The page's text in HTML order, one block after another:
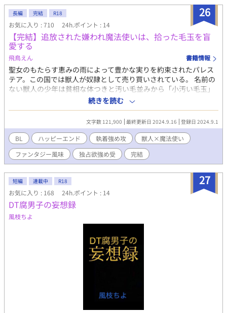
26
長編 完結 R18
お気に入り : 710 24h.ポイント : 14
【完結】追放された嫌われ魔法使いは、拾った毛玉を盲
愛する
飛鳥えん 書籍情報
聖女のもたらす恵みの雨によって豊かな実りを約束されたパレス
テア。この国では獣人が奴隷として売り買いされている。 名前の
ない獣人の少年は貧相な体つきと汚い毛並みから「小汚い毛玉」
と呼ばれて、売り物にならない代わりに奴隷小屋で商品の世話を
させられていた。淡々と生きる毛玉の前に、見たことないほど美
しく、目を布で覆い隠した異様な風体の魔法使いが現れ「冬用の
毛皮にする」と言って獣人たちを買おうとする。仲間の獣人を見
逃す代わりに「ひざ掛け一枚分」として自分を買ってもらえるよ
うお願いする少年を、魔法使いは沼地の森に連れ帰った。いつ毛
皮を剥がされるかとビクビクしていると、魔法使いは彼を風呂に
放り込み、鋏を手に取った…… 事情があって人目を避けて暮ら
す、齢100歳以上の素直じゃない＆家事が出来ない＆独占欲が強
い天然？魔法使い【受】と、純粋だけど本能的な執着心が強い獣
人の少年（→青年）【攻】が、魔法使いの過去の因縁に巻き込ま
れていくお話です。 女性の登場人物が出てきます。 （完結済。感
想いただけたらとても嬉しいです！） ブクマや評価、誤字報
告、大変ありがとうございます！
続きを読む
文字数 121,900 最終更新日 2024.9.16 登録日 2024.9.1
BL ハッピーエンド 執着強め攻
獣人×魔法使い
ファンタジー風味
独占欲強め受 完結
27
短編 連載中 R18
お気に入り : 168 24h.ポイント : 14
DT腐男子の妄想録
風枝ちよ